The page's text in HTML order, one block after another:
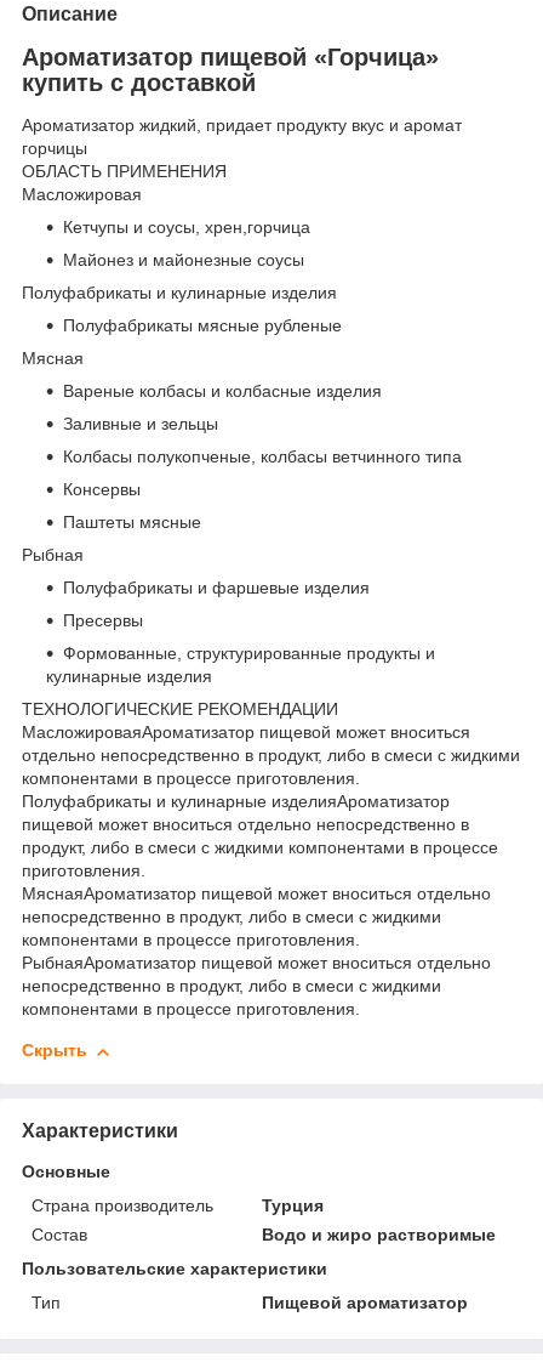
Описание
Ароматизатор пищевой «Горчица»
купить с доставкой
Ароматизатор жидкий, придает продукту вкус и аромат
горчицы
ОБЛАСТЬ ПРИМЕНЕНИЯ
Масложировая
Кетчупы и соусы, хрен,горчица
Майонез и майонезные соусы
Полуфабрикаты и кулинарные изделия
Полуфабрикаты мясные рубленые
Мясная
Вареные колбасы и колбасные изделия
Заливные и зельцы
Колбасы полукопченые, колбасы ветчинного типа
Консервы
Паштеты мясные
Рыбная
Полуфабрикаты и фаршевые изделия
Пресервы
Формованные, структурированные продукты и
кулинарные изделия
ТЕХНОЛОГИЧЕСКИЕ РЕКОМЕНДАЦИИ
МасложироваяАроматизатор пищевой может вноситься
отдельно непосредственно в продукт, либо в смеси с жидкими
компонентами в процессе приготовления.
Полуфабрикаты и кулинарные изделияАроматизатор
пищевой может вноситься отдельно непосредственно в
продукт, либо в смеси с жидкими компонентами в процессе
приготовления.
МяснаяАроматизатор пищевой может вноситься отдельно
непосредственно в продукт, либо в смеси с жидкими
компонентами в процессе приготовления.
РыбнаяАроматизатор пищевой может вноситься отдельно
непосредственно в продукт, либо в смеси с жидкими
компонентами в процессе приготовления.
Скрыть
Характеристики
Основные
Страна производитель
Турция
Состав
Водо и жиро растворимые
Пользовательские характеристики
Тип
Пищевой ароматизатор